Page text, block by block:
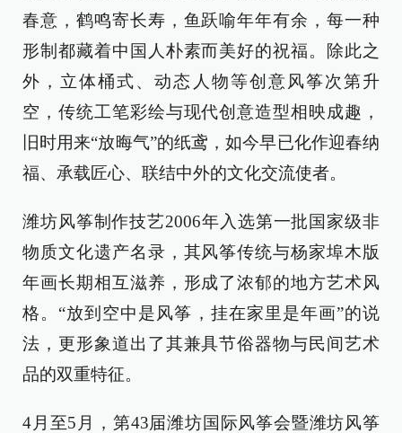
春意，鹤鸣寄长寿，鱼跃喻年年有余，每一种
形制都藏着中国人朴素而美好的祝福。除此之
外，立体桶式、动态人物等创意风筝次第升
空，传统工笔彩绘与现代创意造型相映成趣，
旧时用来“放晦气”的纸鸢，如今早已化作迎春纳
福、承载匠心、联结中外的文化交流使者。
潍坊风筝制作技艺2006年入选第一批国家级非
物质文化遗产名录，其风筝传统与杨家埠木版
年画长期相互滋养，形成了浓郁的地方艺术风
格。“放到空中是风筝，挂在家里是年画”的说
法，更形象道出了其兼具节俗器物与民间艺术
品的双重特征。
4月至5月，第43届潍坊国际风筝会暨潍坊风筝